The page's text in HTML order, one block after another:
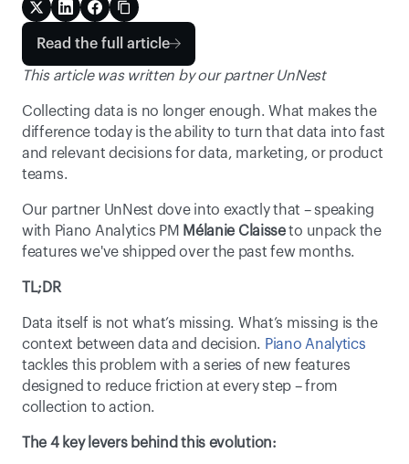
This article was written by our partner UnNest
Collecting data is no longer enough. What makes the
difference today is the ability to turn that data into fast
and relevant decisions for data, marketing, or product
teams.
Our partner UnNest dove into exactly that – speaking
with Piano Analytics PM Mélanie Claisse to unpack the
features we've shipped over the past few months.
TL;DR
Data itself is not what’s missing. What’s missing is the
context between data and decision. Piano Analytics
tackles this problem with a series of new features
designed to reduce friction at every step – from
collection to action.
The 4 key levers behind this evolution:
Read the full article